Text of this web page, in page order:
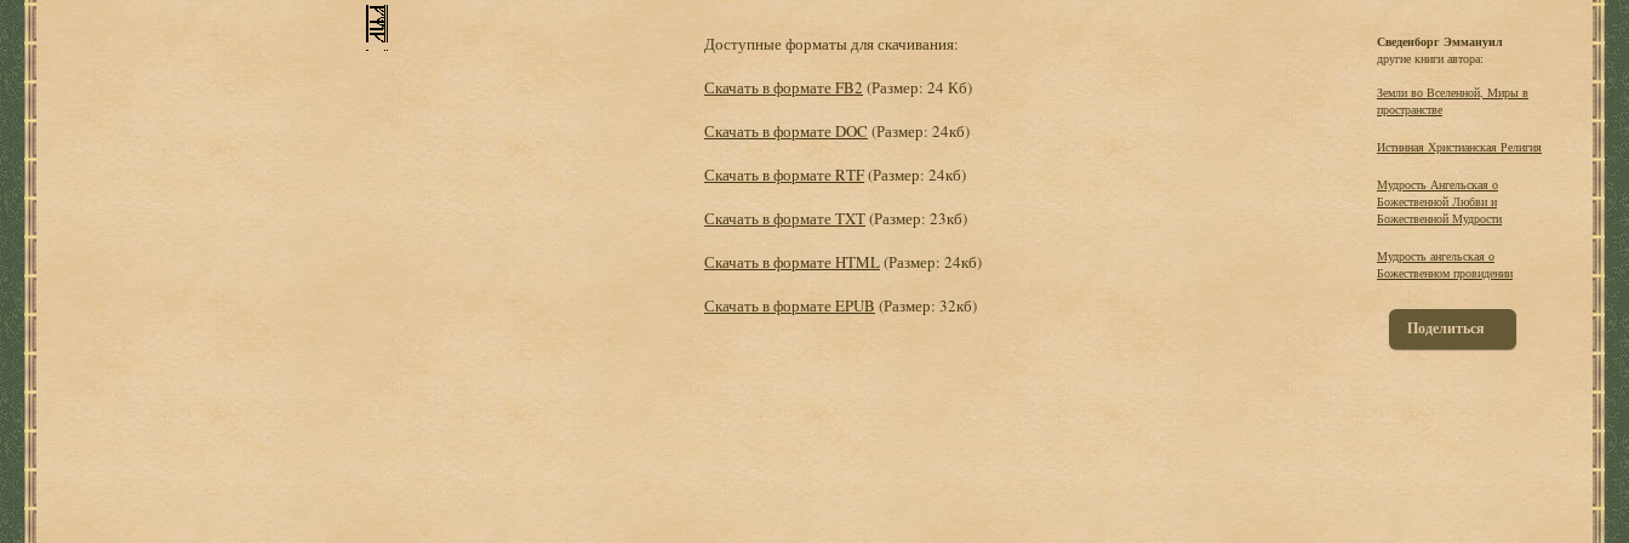
Доступные форматы для скачивания:
Скачать в формате FB2 (Размер: 24 Кб)
Скачать в формате DOC (Размер: 24кб)
Скачать в формате RTF(Размер: 24кб)
Скачать в формате TXT(Размер: 23кб)
Скачать в формате HTML(Размер: 24кб)
Скачать в формате EPUB (Размер: 32кб)
Сведенборг Эммануил
другие книги автора:
Земли во Вселенной, Миры в
пространстве
Истинная Христианская Религия
Мудрость Ангельская о
Божественной Любви и
Божественной Мудрости
Мудрость ангельская о
Божественном провидении
Поделиться